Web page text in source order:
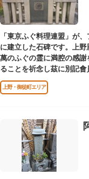
「東京ふぐ料理連盟」が
に建立した石碑です。上
萬のふぐの霊に満腔の感
ることを祈念し茲に別記
であります」と刻まれてい
上野・御徒町エリア